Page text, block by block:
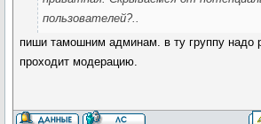
пользователей?..
пиши тамошним админам. в ту группу надо
проходит модерацию.